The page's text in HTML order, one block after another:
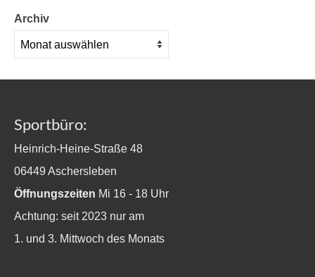
Archiv
Sportbüro:
Heinrich-Heine-Straße 48
06449 Aschersleben
Öffnungszeiten Mi 16 - 18 Uhr
Achtung: seit 2023 nur am
1. und 3. Mittwoch des Monats